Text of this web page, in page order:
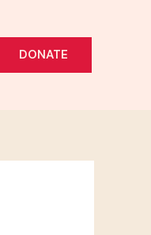
DONATE